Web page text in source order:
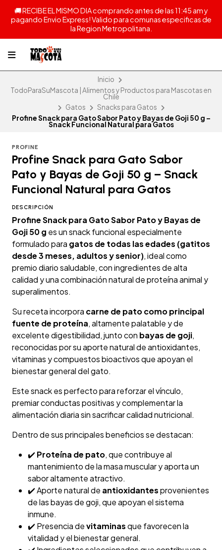
🚚 RECIBE EL MISMO DIA comprando antes de las 11:45 am y
pagando Envio Express! Valido para comunas especificas de
la Region Metropolitana.
Inicio
TodoParaSuMascota | Alimentos y Productos para Mascotas en
Chile
Gatos
Snacks para Gatos
Profine Snack para Gato Sabor Pato y Bayas de Goji 50 g –
Snack Funcional Natural para Gatos
PROFINE
Profine Snack para Gato Sabor
Pato y Bayas de Goji 50 g – Snack
Funcional Natural para Gatos
DESCRIPCIÓN
Profine Snack para Gato Sabor Pato y Bayas de
Goji 50 g es un snack funcional especialmente
formulado para gatos de todas las edades (gatitos
desde 3 meses, adultos y senior), ideal como
premio diario saludable, con ingredientes de alta
calidad y una combinación natural de proteína animal y
superalimentos.
Su receta incorpora carne de pato como principal
fuente de proteína, altamente palatable y de
excelente digestibilidad, junto con bayas de goji,
reconocidas por su aporte natural de antioxidantes,
vitaminas y compuestos bioactivos que apoyan el
bienestar general del gato.
Este snack es perfecto para reforzar el vínculo,
premiar conductas positivas y complementar la
alimentación diaria sin sacrificar calidad nutricional.
Dentro de sus principales beneficios se destacan:
✔️ Proteína de pato, que contribuye al
mantenimiento de la masa muscular y aporta un
sabor altamente atractivo.
✔️ Aporte natural de antioxidantesprovenientes
de las bayas de goji, que apoyan el sistema
inmune.
✔️ Presencia devitaminasque favorecen la
vitalidad y el bienestar general.